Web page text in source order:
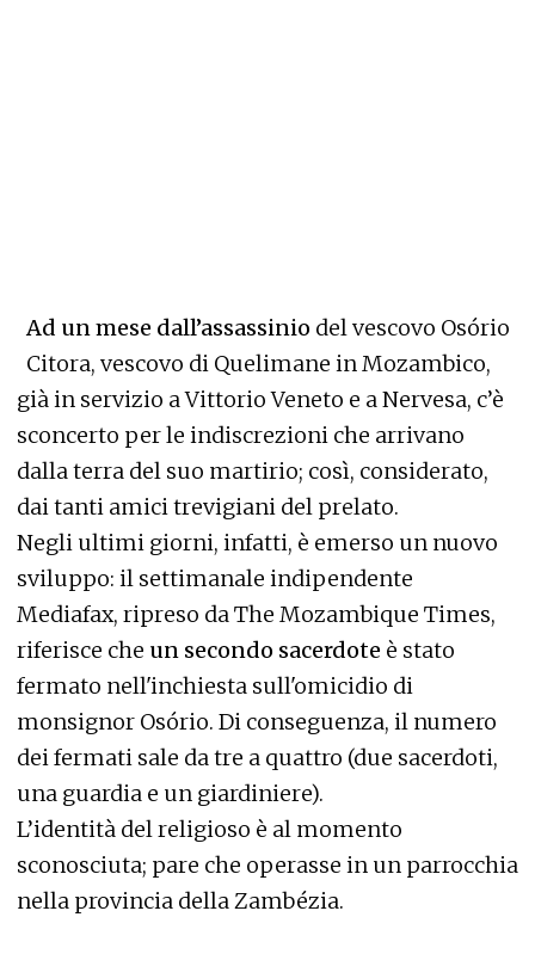
​​​​​Ad un mese dall’assassinio del vescovo Osório
Citora, vescovo di Quelimane in Mozambico,
già in servizio a Vittorio Veneto e a Nervesa, c’è
sconcerto per le indiscrezioni che arrivano
dalla terra del suo martirio; così, considerato,
dai tanti amici trevigiani del prelato.
Negli ultimi giorni, infatti, è emerso un nuovo
sviluppo: il settimanale indipendente
Mediafax, ripreso da The Mozambique Times,
riferisce che un secondo sacerdote è stato
fermato nell'inchiesta sull'omicidio di
monsignor Osório. Di conseguenza, il numero
dei fermati sale da tre a quattro (due sacerdoti,
una guardia e un giardiniere).
L’identità del religioso è al momento
sconosciuta; pare che operasse in un parrocchia
nella provincia della Zambézia.